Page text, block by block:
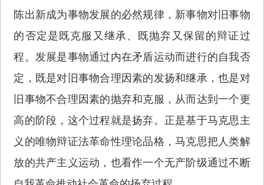
陈出新成为事物发展的必然规律，新事物对旧事物
的否定是既克服又继承、既抛弃又保留的辩证过
程。发展是事物通过内在矛盾运动而进行的自我否
定，既是对旧事物合理因素的发扬和继承，也是对
旧事物不合理因素的抛弃和克服，从而达到一个更
高的阶段，这个过程就是扬弃。正是基于马克思主
义的唯物辩证法革命性理论品格，马克思把人类解
放的共产主义运动，也看作一个无产阶级通过不断